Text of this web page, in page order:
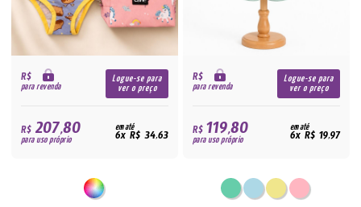
R$
para revenda
Logue-se para
ver o preço
R$207,80
para uso próprio
em até
6x R$ 34,63
R$
para revenda
Logue-se para
ver o preço
R$119,80
para uso próprio
em até
6x R$ 19,97